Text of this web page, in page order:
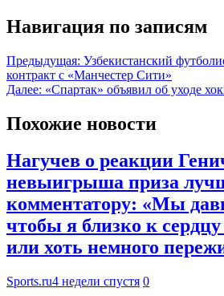
Навигация по записям
Предыдущая: Узбекистанский
контракт с «Манчестер Сити»
Далее: «Спартак» объявил об уходе
Похожие новости
Нагучев о реакции
невыигрыша приза
комментатору: «Мы
чтобы я близко к
или хоть немного
Sports.ru4 недели спустя 0